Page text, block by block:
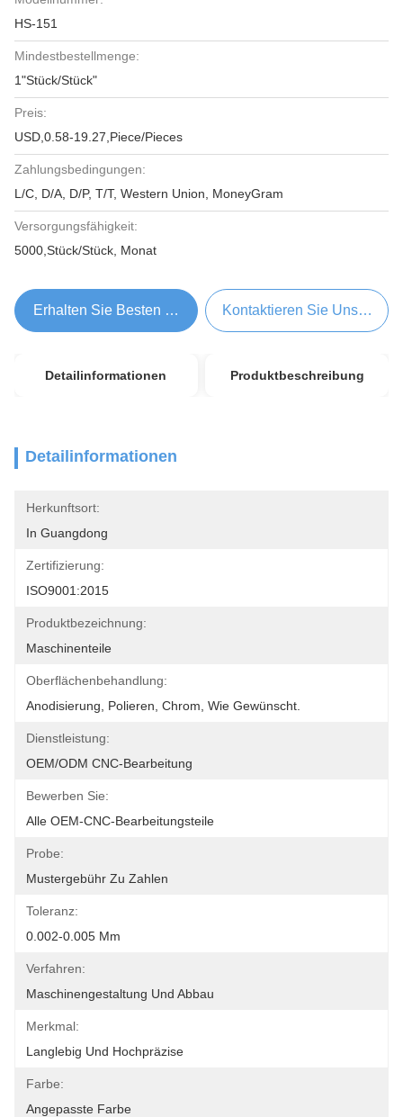
HS-151
Mindestbestellmenge:
1"Stück/Stück"
Preis:
USD,0.58-19.27,Piece/Pieces
Zahlungsbedingungen:
L/C, D/A, D/P, T/T, Western Union, MoneyGram
Versorgungsfähigkeit:
5000,Stück/Stück, Monat
Erhalten Sie Besten Preis Kontaktieren Sie Uns Jetzt
Detailinformationen Produktbeschreibung
Detailinformationen
Herkunftsort:
In Guangdong
Zertifizierung:
ISO9001:2015
Produktbezeichnung:
Maschinenteile
Oberflächenbehandlung:
Anodisierung, Polieren, Chrom, Wie Gewünscht.
Dienstleistung:
OEM/ODM CNC-Bearbeitung
Bewerben Sie:
Alle OEM-CNC-Bearbeitungsteile
Probe:
Mustergebühr Zu Zahlen
Toleranz:
0.002-0.005 Mm
Verfahren:
Maschinengestaltung Und Abbau
Merkmal:
Langlebig Und Hochpräzise
Farbe:
Angepasste Farbe